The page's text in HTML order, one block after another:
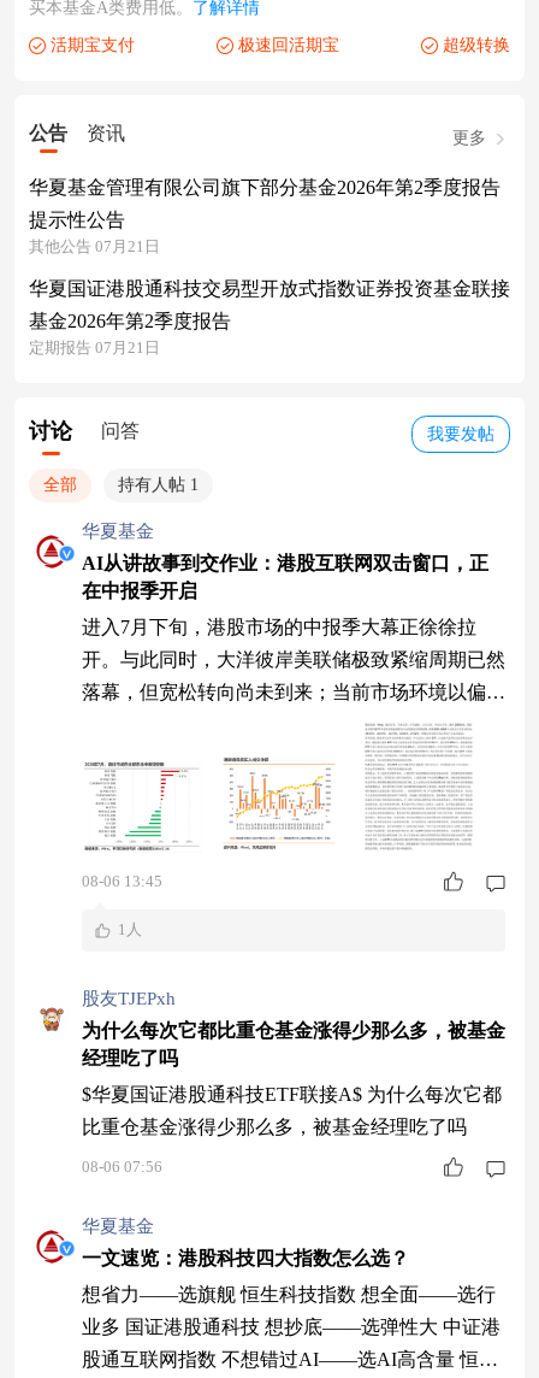
买本基金A类费用低。 了解详情
活期宝支付 极速回活期宝 超级转换
公告 资讯 更多
华夏基金管理有限公司旗下部分基金2026年第2季度报告
提示性公告
其他公告 07月21日
华夏国证港股通科技交易型开放式指数证券投资基金联接
基金2026年第2季度报告
定期报告 07月21日
我要发帖
讨论 问答
全部 持有人帖 1
华夏基金
AI从讲故事到交作业：港股互联网双击窗口，正
在中报季开启
进入7月下旬，港股市场的中报季大幕正徐徐拉
开。与此同时，大洋彼岸美联储极致紧缩周期已然
落幕，但宽松转向尚未到来；当前市场环境以偏鹰
暂停加息、高利率高位延续、尾部加息风险仍存为
主，海外流动性压制迎来边际缓和，不再进一步加
码收紧。一边是分母端利空出尽带来的估值松绑，
一边是分子端AI产业从单纯概念炒作迈入商业化
落地阶段，叠加8月港股中报密集披露的关键验证
窗口，港股互联网板块正处在宏观压力缓释、产业
迭代升
08-06 13:45
1人
股友TJEPxh
为什么每次它都比重仓基金涨得少那么多，被基金
经理吃了吗
$华夏国证港股通科技ETF联接A$ 为什么每次它都
比重仓基金涨得少那么多，被基金经理吃了吗
08-06 07:56
华夏基金
一文速览：港股科技四大指数怎么选？
想省力——选旗舰 恒生科技指数 想全面——选行
业多 国证港股通科技 想抄底——选弹性大 中证港
股通互联网指数 不想错过AI——选AI高含量 恒生